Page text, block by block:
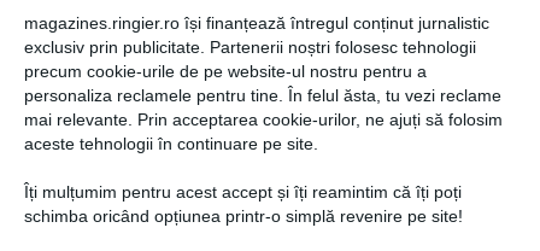
magazines.ringier.ro își finanțează întregul conținut jurnalistic
exclusiv prin publicitate. Partenerii noștri folosesc tehnologii
precum cookie-urile de pe website-ul nostru pentru a
personaliza reclamele pentru tine. În felul ăsta, tu vezi reclame
mai relevante. Prin acceptarea cookie-urilor, ne ajuți să folosim
aceste tehnologii în continuare pe site.
Îți mulțumim pentru acest accept și îți reamintim că îți poți
schimba oricând opțiunea printr-o simplă revenire pe site!
ABONEAZĂ-TE
Politica de confidențialitate și
© 2026 Ringier Romania. Toate